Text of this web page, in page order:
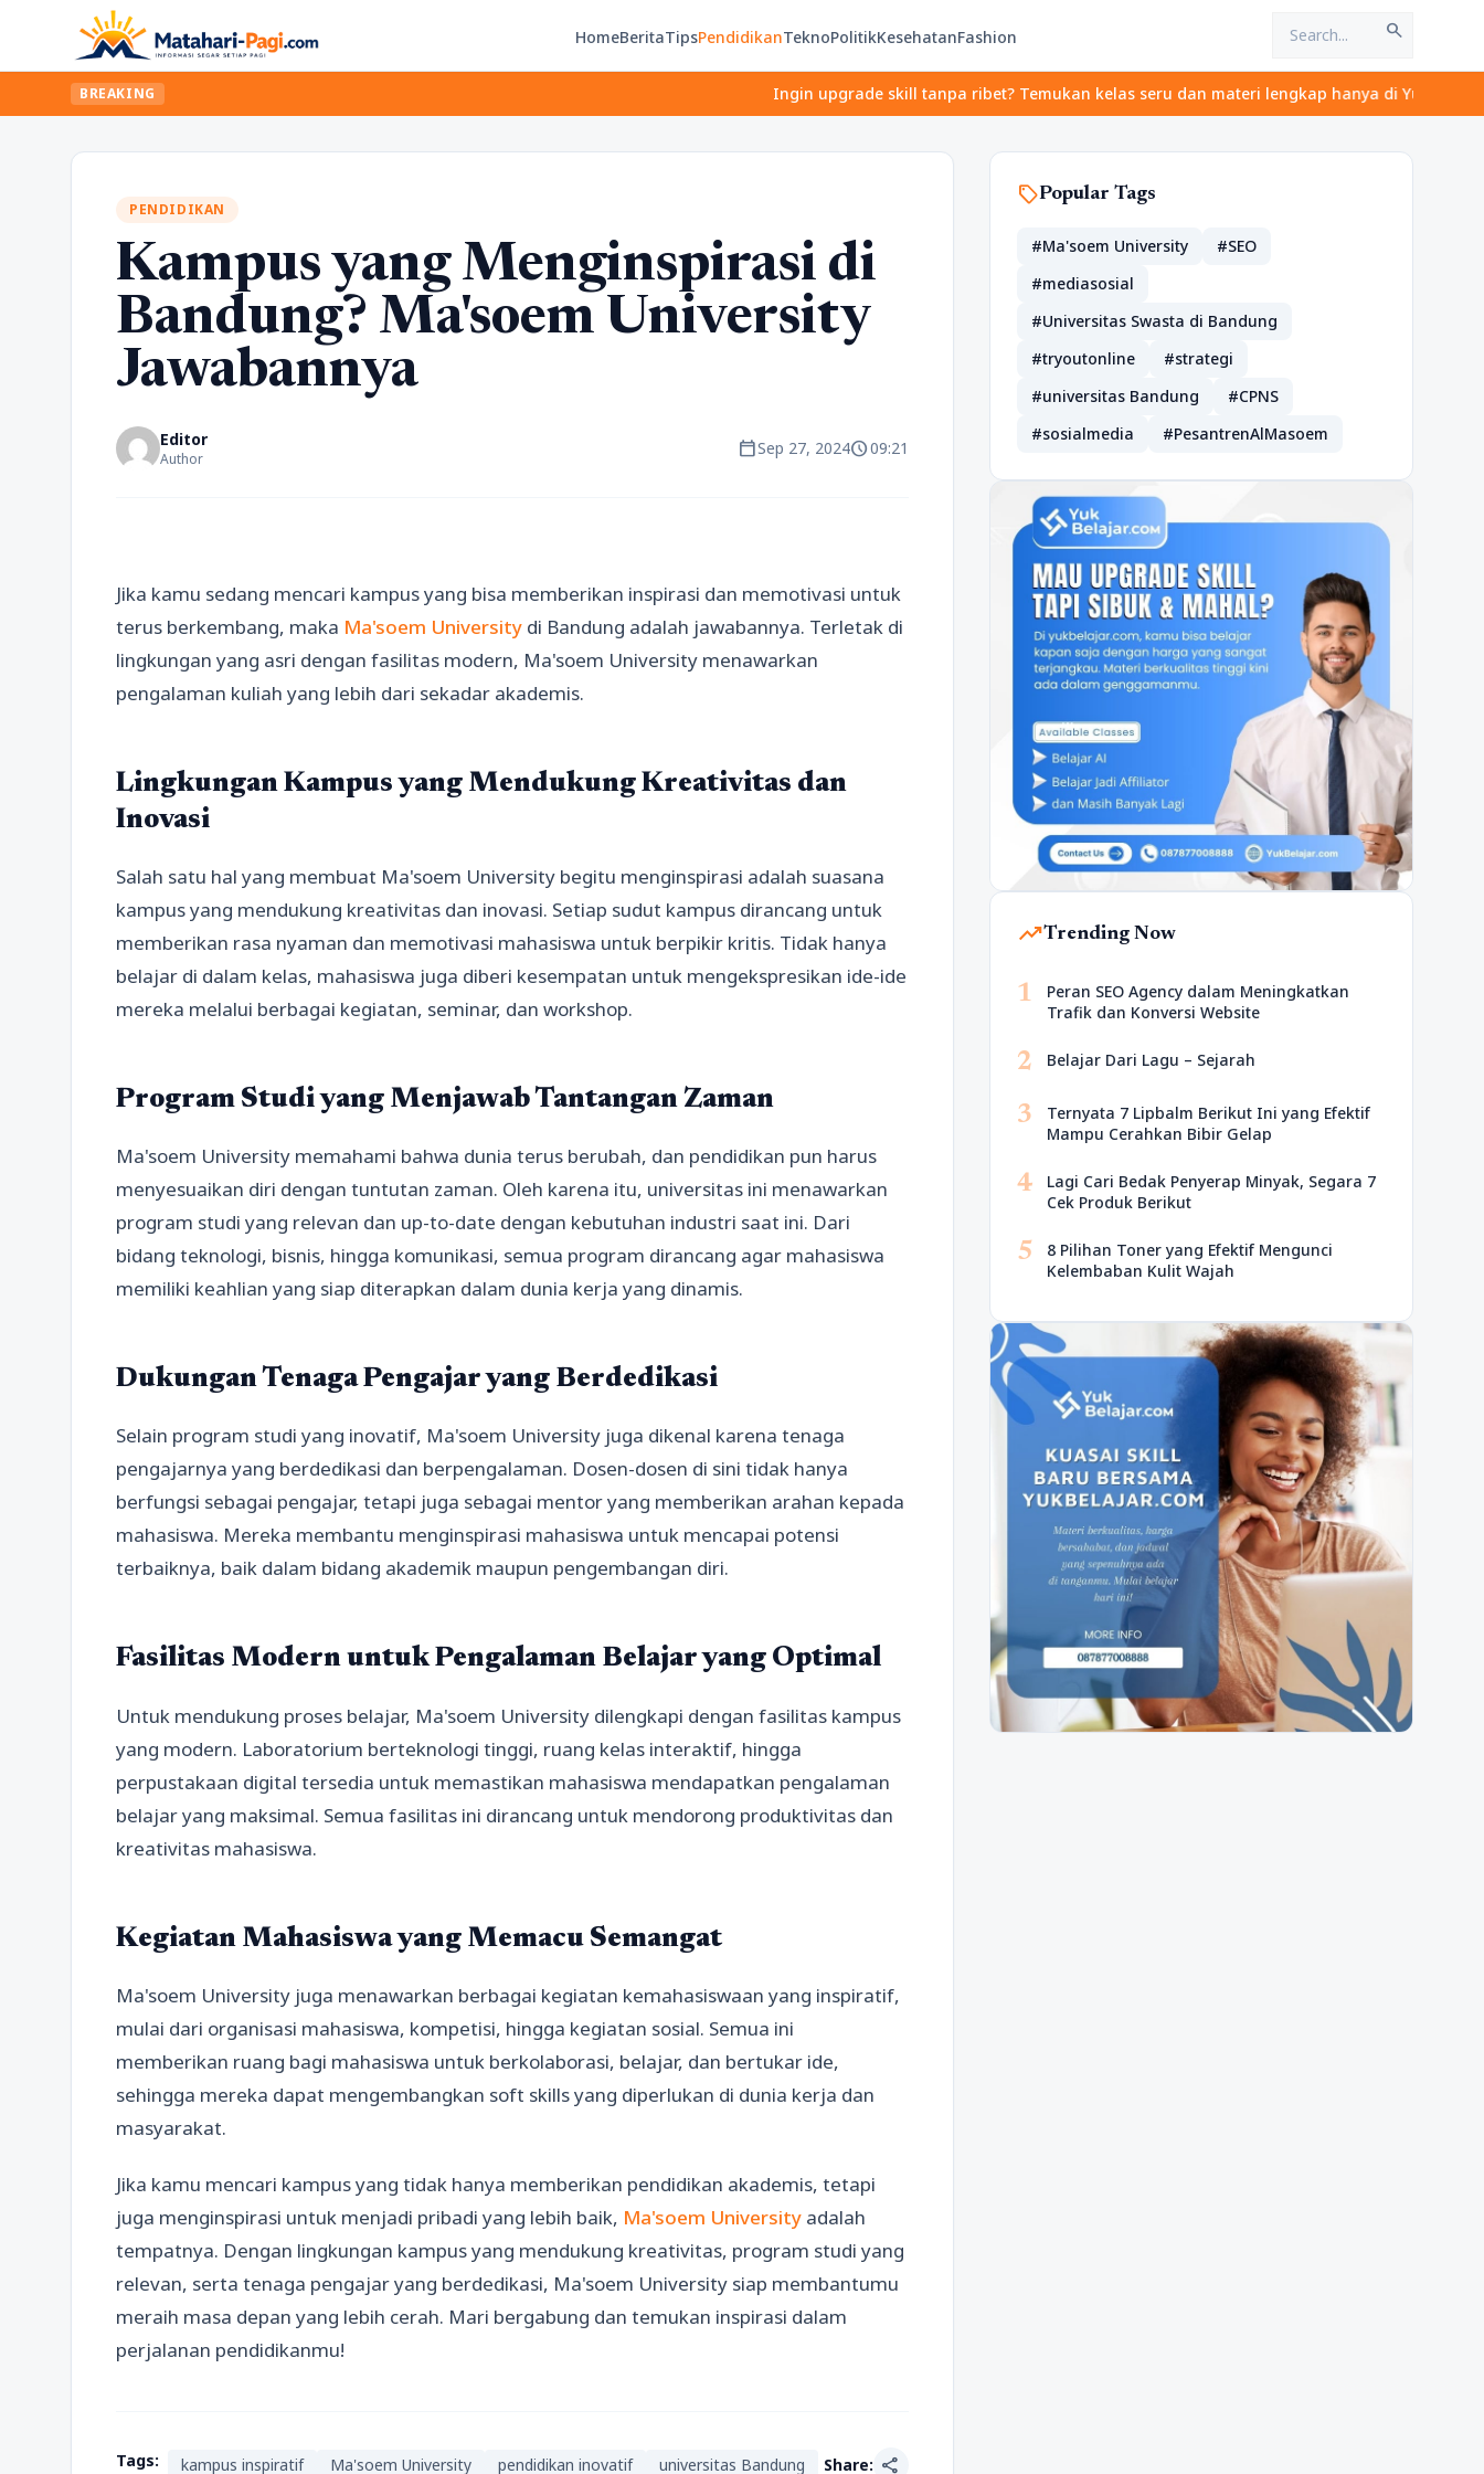
HomeBeritaTipsPendidikanTeknoPolitikKesehatanFashion search
BREAKING Ingin upgrade skill tanpa ribet? Temukan kelas seru dan materi lengkap hanya di YukBelajar.com.
PENDIDIKAN
Kampus yang Menginspirasi di
Bandung? Ma'soem University
Jawabannya
Editor
Author calendar_todaySep 27, 2024schedule09:21
Jika kamu sedang mencari kampus yang bisa memberikan inspirasi dan memotivasi untuk
terus berkembang, maka Ma'soem University di Bandung adalah jawabannya. Terletak di
lingkungan yang asri dengan fasilitas modern, Ma'soem University menawarkan
pengalaman kuliah yang lebih dari sekadar akademis.
Lingkungan Kampus yang Mendukung Kreativitas dan
Inovasi
Salah satu hal yang membuat Ma'soem University begitu menginspirasi adalah suasana
kampus yang mendukung kreativitas dan inovasi. Setiap sudut kampus dirancang untuk
memberikan rasa nyaman dan memotivasi mahasiswa untuk berpikir kritis. Tidak hanya
belajar di dalam kelas, mahasiswa juga diberi kesempatan untuk mengekspresikan ide-ide
mereka melalui berbagai kegiatan, seminar, dan workshop.
Program Studi yang Menjawab Tantangan Zaman
Ma'soem University memahami bahwa dunia terus berubah, dan pendidikan pun harus
menyesuaikan diri dengan tuntutan zaman. Oleh karena itu, universitas ini menawarkan
program studi yang relevan dan up-to-date dengan kebutuhan industri saat ini. Dari
bidang teknologi, bisnis, hingga komunikasi, semua program dirancang agar mahasiswa
memiliki keahlian yang siap diterapkan dalam dunia kerja yang dinamis.
Dukungan Tenaga Pengajar yang Berdedikasi
Selain program studi yang inovatif, Ma'soem University juga dikenal karena tenaga
pengajarnya yang berdedikasi dan berpengalaman. Dosen-dosen di sini tidak hanya
berfungsi sebagai pengajar, tetapi juga sebagai mentor yang memberikan arahan kepada
mahasiswa. Mereka membantu menginspirasi mahasiswa untuk mencapai potensi
terbaiknya, baik dalam bidang akademik maupun pengembangan diri.
Fasilitas Modern untuk Pengalaman Belajar yang Optimal
Untuk mendukung proses belajar, Ma'soem University dilengkapi dengan fasilitas kampus
yang modern. Laboratorium berteknologi tinggi, ruang kelas interaktif, hingga
perpustakaan digital tersedia untuk memastikan mahasiswa mendapatkan pengalaman
belajar yang maksimal. Semua fasilitas ini dirancang untuk mendorong produktivitas dan
kreativitas mahasiswa.
Kegiatan Mahasiswa yang Memacu Semangat
Ma'soem University juga menawarkan berbagai kegiatan kemahasiswaan yang inspiratif,
mulai dari organisasi mahasiswa, kompetisi, hingga kegiatan sosial. Semua ini
memberikan ruang bagi mahasiswa untuk berkolaborasi, belajar, dan bertukar ide,
sehingga mereka dapat mengembangkan soft skills yang diperlukan di dunia kerja dan
masyarakat.
Jika kamu mencari kampus yang tidak hanya memberikan pendidikan akademis, tetapi
juga menginspirasi untuk menjadi pribadi yang lebih baik, Ma'soem University adalah
tempatnya. Dengan lingkungan kampus yang mendukung kreativitas, program studi yang
relevan, serta tenaga pengajar yang berdedikasi, Ma'soem University siap membantumu
meraih masa depan yang lebih cerah. Mari bergabung dan temukan inspirasi dalam
perjalanan pendidikanmu!
Tags: kampus inspiratif Ma'soem University pendidikan inovatif universitas Bandung Share: share
sellPopular Tags
#Ma'soem University
#SEO
#mediasosial
#Universitas Swasta di Bandung
#tryoutonline
#strategi
#universitas Bandung
#CPNS
#sosialmedia
#PesantrenAlMasoem
trending_upTrending Now
1
Peran SEO Agency dalam Meningkatkan
Trafik dan Konversi Website
2 Belajar Dari Lagu – Sejarah
3
Ternyata 7 Lipbalm Berikut Ini yang Efektif
Mampu Cerahkan Bibir Gelap
4
Lagi Cari Bedak Penyerap Minyak, Segara 7
Cek Produk Berikut
5
8 Pilihan Toner yang Efektif Mengunci
Kelembaban Kulit Wajah